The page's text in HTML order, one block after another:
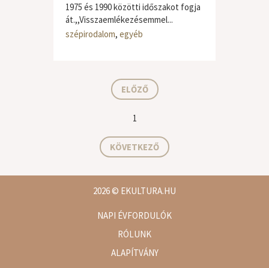
1975 és 1990 közötti időszakot fogja
át.,,Visszaemlékezésemmel...
szépirodalom, egyéb
ELŐZŐ
1
KÖVETKEZŐ
2026© EKULTURA.HU
NAPI ÉVFORDULÓK
RÓLUNK
ALAPÍTVÁNY